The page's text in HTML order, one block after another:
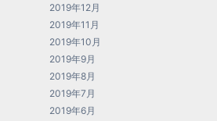
2019年12月
2019年11月
2019年10月
2019年9月
2019年8月
2019年7月
2019年6月